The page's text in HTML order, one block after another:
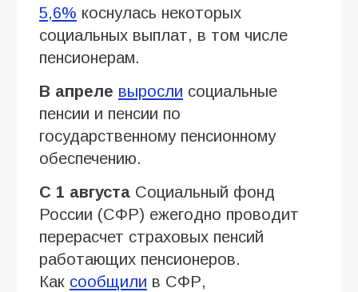
5,6% коснулась некоторых
социальных выплат, в том числе
пенсионерам.
В апреле выросли социальные
пенсии и пенсии по
государственному пенсионному
обеспечению.
С 1 августа Социальный фонд
России (СФР) ежегодно проводит
перерасчет страховых пенсий
работающих пенсионеров.
Как сообщили в СФР,